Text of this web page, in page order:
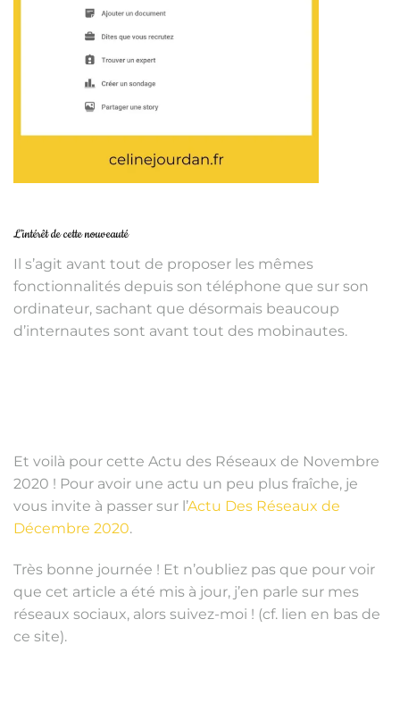
L’intérêt de cette nouveauté
Il s’agit avant tout de proposer les mêmes
fonctionnalités depuis son téléphone que sur son
ordinateur, sachant que désormais beaucoup
d’internautes sont avant tout des mobinautes.
Et voilà pour cette Actu des Réseaux de Novembre
2020 ! Pour avoir une actu un peu plus fraîche, je
vous invite à passer sur l’Actu Des Réseaux de
Décembre 2020.
Très bonne journée ! Et n’oubliez pas que pour voir
que cet article a été mis à jour, j’en parle sur mes
réseaux sociaux, alors suivez-moi ! (cf. lien en bas de
ce site).